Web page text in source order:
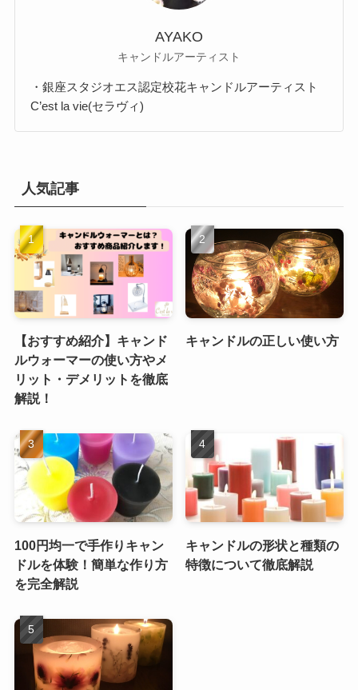
AYAKO
キャンドルアーティスト
・銀座スタジオエス認定校花キャンドルアーティスト
C’est la vie(セラヴィ)
人気記事
【おすすめ紹介】キャンド
ルウォーマーの使い方やメ
リット・デメリットを徹底
解説！
キャンドルの正しい使い方
100円均一で手作りキャン
ドルを体験！簡単な作り方
を完全解説
キャンドルの形状と種類の
特徴について徹底解説